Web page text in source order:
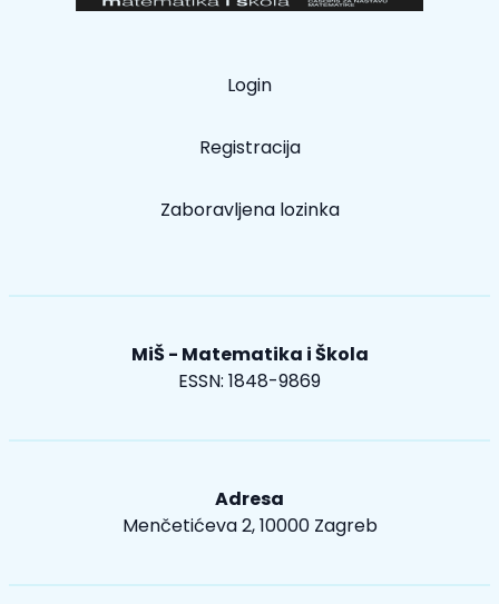
Login
Registracija
Zaboravljena lozinka
MiŠ - Matematika i Škola
ESSN: 1848-9869
Adresa
Menčetićeva 2, 10000 Zagreb